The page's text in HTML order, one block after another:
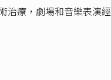
療，劇場和音樂表演